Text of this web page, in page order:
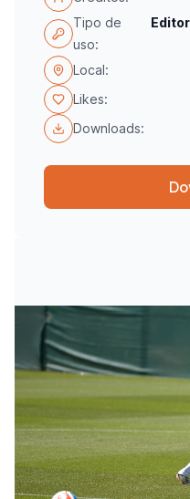
Tipo de
uso:
Local:
Likes:
Downloads: